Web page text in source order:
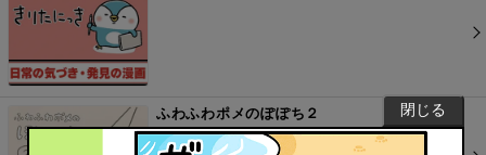
閉じる
ふわふわポメのぽぽち２